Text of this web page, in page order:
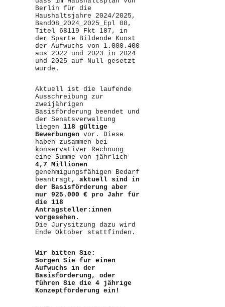
Berlin für die
Haushaltsjahre 2024/2025,
Band08_2024_2025_Epl 08,
Titel 68119 Fkt 187, in
der Sparte Bildende Kunst
der Aufwuchs von 1.000.400
aus 2022 und 2023 in 2024
und 2025 auf Null gesetzt
wurde.
Aktuell ist die laufende
Ausschreibung zur
zweijährigen
Basisförderung beendet und
der Senatsverwaltung
liegen 118 gültige
Bewerbungen vor. Diese
haben zusammen bei
konservativer Rechnung
eine Summe von jährlich
4,7 Millionen
genehmigungsfähigen Bedarf
beantragt, aktuell sind in
der Basisförderung aber
nur 925.000 € pro Jahr für
die 118
Antragsteller:innen
vorgesehen.
Die Jurysitzung dazu wird
Ende Oktober stattfinden.
Wir bitten Sie:
Sorgen Sie für einen
Aufwuchs in der
Basisförderung, oder
führen Sie die 4 jährige
Konzeptförderung ein!